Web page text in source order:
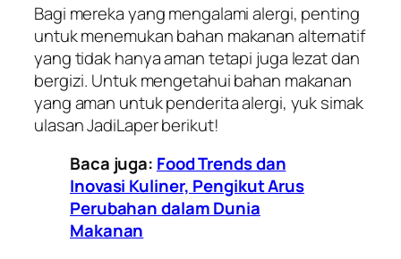
Bagi mereka yang mengalami alergi, penting
untuk menemukan bahan makanan alternatif
yang tidak hanya aman tetapi juga lezat dan
bergizi. Untuk mengetahui bahan makanan
yang aman untuk penderita alergi, yuk simak
ulasan JadiLaper berikut!
Baca juga: Food Trends dan
Inovasi Kuliner, Pengikut Arus
Perubahan dalam Dunia
Makanan